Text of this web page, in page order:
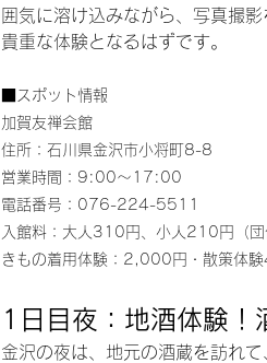
囲気に溶け込みながら、写真撮
貴重な体験となるはずです。
■スポット情報
加賀友禅会館
住所：石川県金沢市小将町8-8
営業時間：9:00～17:00
電話番号：076-224-5511
入館料：大人310円、小人210円（
きもの着用体験：2,000円・散策体
1日目夜：地酒体験！
金沢の夜は、地元の酒蔵を訪れ